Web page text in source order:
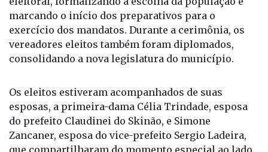
vereadores eleitos também foram diplomados,
consolidando a nova legislatura do município.
Os eleitos estiveram acompanhados de suas
Zancaner, esposa do vice-prefeito Sergio Ladeira,
que compartilharam do momento especial ao lado
de familiares e apoiadores.